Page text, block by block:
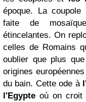
époque. La
faite de
étincelantes. On
celles de Romains
oublier que plus
origines
du bain. Cette ode à
l'Egypte où on croit